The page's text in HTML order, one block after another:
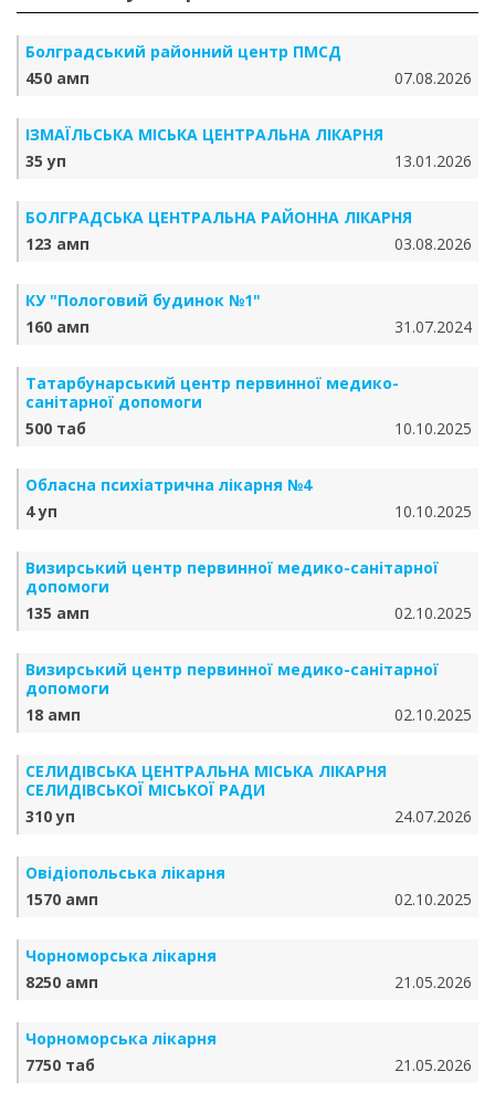
Болградський районний центр ПМСД
450 амп
07.08.2026
ІЗМАЇЛЬСЬКА МІСЬКА ЦЕНТРАЛЬНА ЛІКАРНЯ
35 уп
13.01.2026
БОЛГРАДСЬКА ЦЕНТРАЛЬНА РАЙОННА ЛІКАРНЯ
123 амп
03.08.2026
КУ "Пологовий будинок №1"
160 амп
31.07.2024
Татарбунарський центр первинної медико-
санітарної допомоги
500 таб
10.10.2025
Обласна психіатрична лікарня №4
4 уп
10.10.2025
Визирський центр первинної медико-санітарної
допомоги
135 амп
02.10.2025
Визирський центр первинної медико-санітарної
допомоги
18 амп
02.10.2025
СЕЛИДІВСЬКА ЦЕНТРАЛЬНА МІСЬКА ЛІКАРНЯ
СЕЛИДІВСЬКОЇ МІСЬКОЇ РАДИ
310 уп
24.07.2026
Овідіопольська лікарня
1570 амп
02.10.2025
Чорноморська лікарня
8250 амп
21.05.2026
Чорноморська лікарня
7750 таб
21.05.2026